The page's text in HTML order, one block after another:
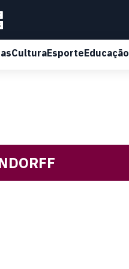
CulturaEsporteEducação